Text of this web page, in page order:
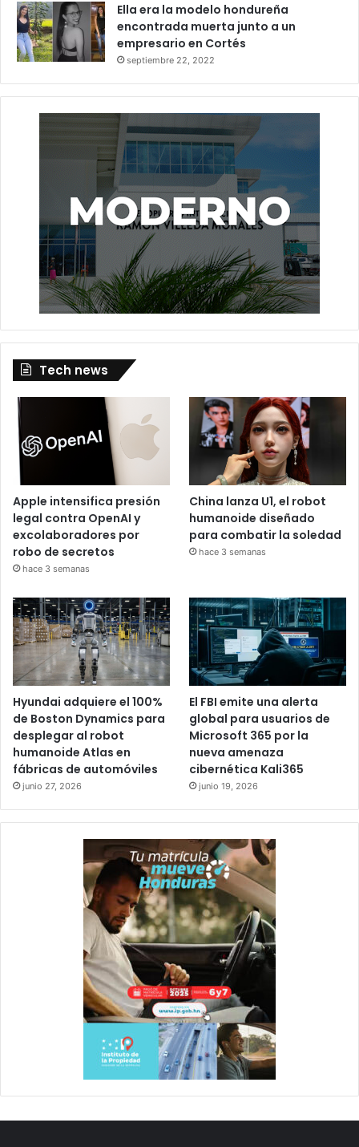
Ella era la modelo hondureña
encontrada muerta junto a un
empresario en Cortés
septiembre 22, 2022
Tech news
Apple intensifica presión
legal contra OpenAI y
excolaboradores por
robo de secretos
hace 3 semanas
China lanza U1, el robot
humanoide diseñado
para combatir la soledad
hace 3 semanas
Hyundai adquiere el 100%
de Boston Dynamics para
desplegar al robot
humanoide Atlas en
fábricas de automóviles
junio 27, 2026
El FBI emite una alerta
global para usuarios de
Microsoft 365 por la
nueva amenaza
cibernética Kali365
junio 19, 2026